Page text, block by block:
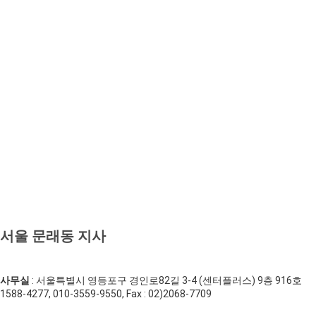
서울 문래동 지사
사무실 : 서울특별시 영등포구 경인로82길 3-4 (센터플러스) 9층 916호
1588-4277, 010-3559-9550, Fax : 02)2068-7709